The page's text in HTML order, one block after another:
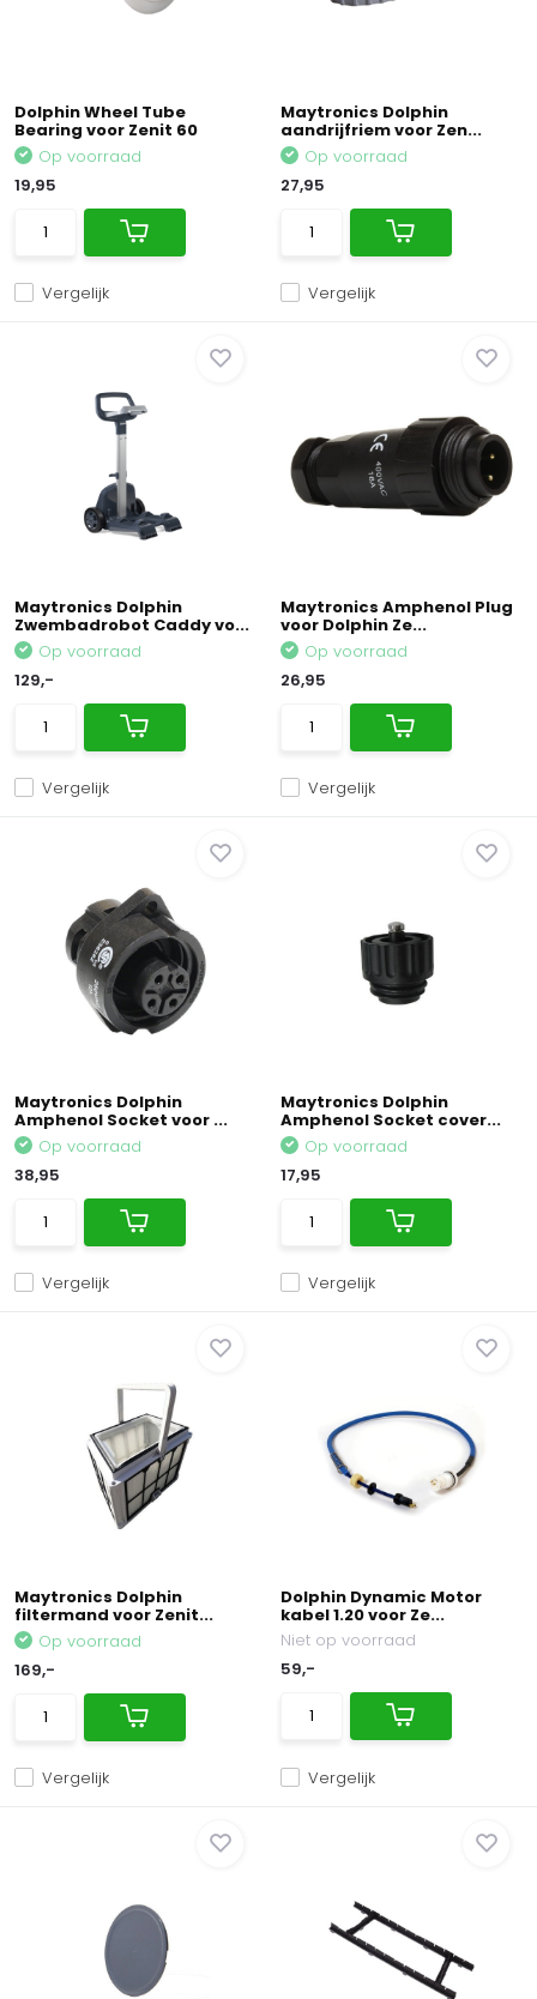
Dolphin Wheel Tube
Bearing voor Zenit 60
Vergelijk
Op voorraad
19,95
Maytronics Dolphin
aandrijfriem voor Zen...
Vergelijk
Op voorraad
27,95
Maytronics Dolphin
Zwembadrobot Caddy vo...
Vergelijk
Op voorraad
129,-
Maytronics Amphenol Plug
voor Dolphin Ze...
Vergelijk
Op voorraad
26,95
Maytronics Dolphin
Amphenol Socket voor ...
Vergelijk
Op voorraad
38,95
Maytronics Dolphin
Amphenol Socket cover...
Vergelijk
Op voorraad
17,95
Maytronics Dolphin
filtermand voor Zenit...
Vergelijk
Op voorraad
169,-
Dolphin Dynamic Motor
kabel 1.20 voor Ze...
Vergelijk
Niet op voorraad
59,-